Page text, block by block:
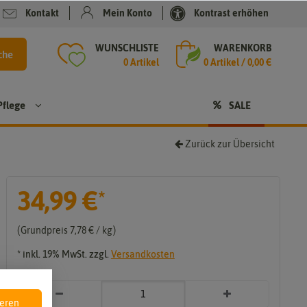
Kontakt Mein Konto Kontrast erhöhen
WUNSCHLISTE
0 Artikel
WARENKORB
0Artikel /0,00 €
SALE
Zurück zur Übersicht
34,99 €*
Grundpreis 7,78 € / kg
* inkl. 19% MwSt. zzgl. Versandkosten